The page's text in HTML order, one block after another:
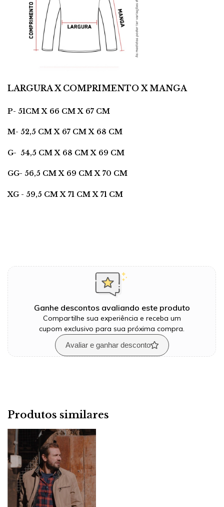
LARGURA X COMPRIMENTO X MANGA
P- 51CM X 66 CM X 67 CM
M- 52,5 CM X 67 CM X 68 CM
G- 54,5 CM X 68 CM X 69 CM
GG- 56,5 CM X 69 CM X 70 CM
XG - 59,5 CM X 71 CM X 71 CM
Ganhe descontos avaliando este produto
Compartilhe sua experiência e receba um
cupom exclusivo para sua próxima compra.
Avaliar e ganhar desconto
Produtos similares